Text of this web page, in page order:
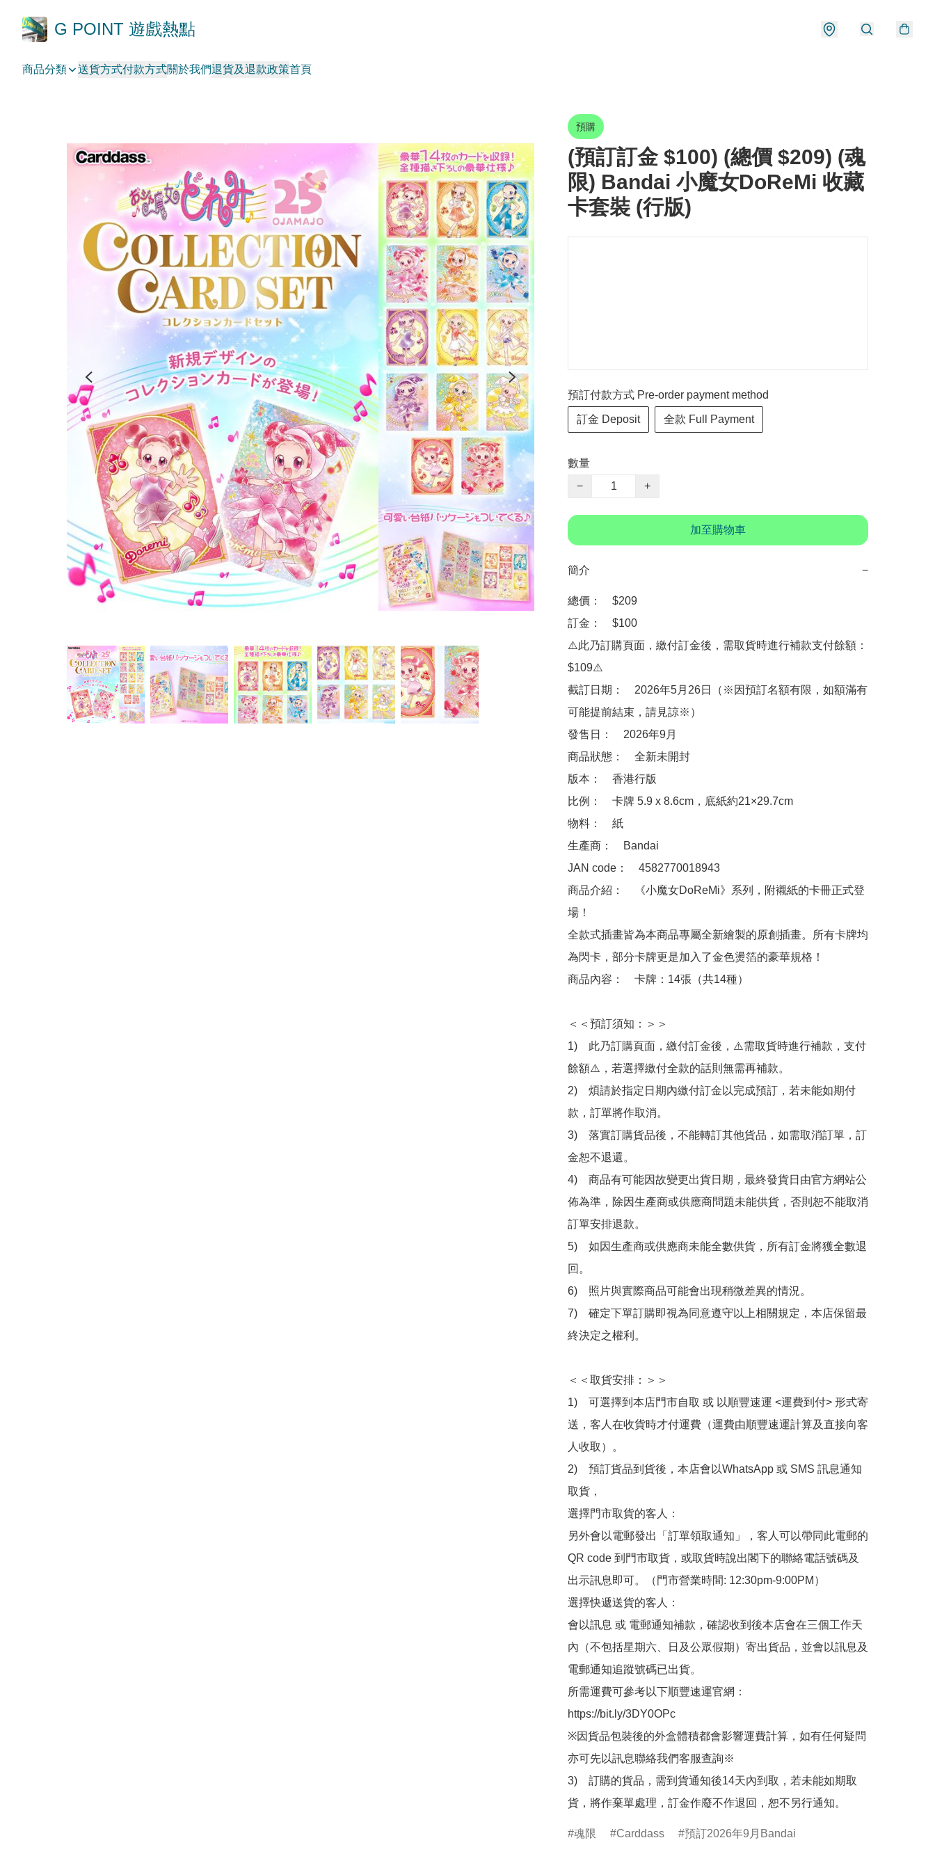
G POINT 遊戲熱點
商品分類 送貨方式付款方式關於我們退貨及退款政策首頁
預購
(預訂訂金 $100) (總價 $209) (魂
限) Bandai 小魔女DoReMi 收藏
卡套裝 (行版)
預訂付款方式 Pre-order payment method
訂金 Deposit 全款 Full Payment
數量
−
+
加至購物車
簡介 −
總價：　$209
訂金：　$100
⚠️此乃訂購頁面，繳付訂金後，需取貨時進行補款支付餘額：
$109⚠️
截訂日期：　2026年5月26日（※因預訂名額有限，如額滿有
可能提前結束，請見諒※）
發售日：　2026年9月
商品狀態：　全新未開封
版本：　香港行版
比例：　卡牌 5.9 x 8.6cm，底紙約21×29.7cm
物料：　紙
生產商：　Bandai
JAN code：　4582770018943
商品介紹：　《小魔女DoReMi》系列，附襯紙的卡冊正式登
場！
全款式插畫皆為本商品專屬全新繪製的原創插畫。所有卡牌均
為閃卡，部分卡牌更是加入了金色燙箔的豪華規格！
商品內容：　卡牌：14張（共14種）
＜＜預訂須知：＞＞
1)　此乃訂購頁面，繳付訂金後，⚠️需取貨時進行補款，支付
餘額⚠️，若選擇繳付全款的話則無需再補款。
2)　煩請於指定日期內繳付訂金以完成預訂，若未能如期付
款，訂單將作取消。
3)　落實訂購貨品後，不能轉訂其他貨品，如需取消訂單，訂
金恕不退還。
4)　商品有可能因故變更出貨日期，最終發貨日由官方網站公
佈為準，除因生產商或供應商問題未能供貨，否則恕不能取消
訂單安排退款。
5)　如因生產商或供應商未能全數供貨，所有訂金將獲全數退
回。
6)　照片與實際商品可能會出現稍微差異的情況。
7)　確定下單訂購即視為同意遵守以上相關規定，本店保留最
終決定之權利。
＜＜取貨安排：＞＞
1)　可選擇到本店門市自取 或 以順豐速運 <運費到付> 形式寄
送，客人在收貨時才付運費（運費由順豐速運計算及直接向客
人收取）。
2)　預訂貨品到貨後，本店會以WhatsApp 或 SMS 訊息通知
取貨，
選擇門市取貨的客人：
另外會以電郵發出「訂單領取通知」，客人可以帶同此電郵的
QR code 到門市取貨，或取貨時說出閣下的聯絡電話號碼及
出示訊息即可。（門市營業時間: 12:30pm-9:00PM）
選擇快遞送貨的客人：
會以訊息 或 電郵通知補款，確認收到後本店會在三個工作天
內（不包括星期六、日及公眾假期）寄出貨品，並會以訊息及
電郵通知追蹤號碼已出貨。
所需運費可參考以下順豐速運官網：
https://bit.ly/3DY0OPc
※因貨品包裝後的外盒體積都會影響運費計算，如有任何疑問
亦可先以訊息聯絡我們客服查詢※
3)　訂購的貨品，需到貨通知後14天內到取，若未能如期取
貨，將作棄單處理，訂金作廢不作退回，恕不另行通知。
魂限 Carddass 預訂2026年9月Bandai